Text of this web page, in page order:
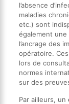
l’absence
maladies
etc.) sont
également
l’ancrage des
opératoire.
lors de
normes
sur des
Par ailleurs, un